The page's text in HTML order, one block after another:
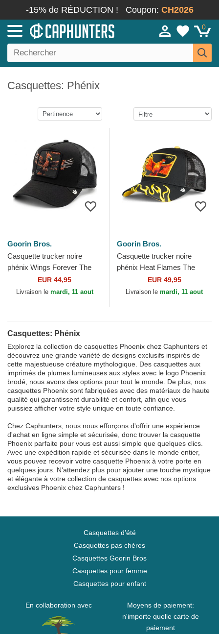
-15% de RÉDUCTION ! Coupon: CH2026
0
Casquettes: Phénix
Goorin Bros.
Casquette trucker noire
phénix Wings Forever The
Farm Goorin Bros.
EUR 44,95
Livraison le mardi, 11 aout
Goorin Bros.
Casquette trucker noire
phénix Heat Flames The
Farm Goorin Bros.
EUR 49,95
Livraison le mardi, 11 aout
Casquettes: Phénix
Explorez la collection de casquettes Phoenix chez Caphunters et
découvrez une grande variété de designs exclusifs inspirés de
cette majestueuse créature mythologique. Des casquettes aux
imprimés de plumes lumineuses aux styles avec le logo Phoenix
brodé, nous avons des options pour tout le monde. De plus, nos
casquettes Phoenix sont fabriquées avec des matériaux de haute
qualité qui garantissent durabilité et confort, afin que vous
puissiez afficher votre style unique en toute confiance.
Chez Caphunters, nous nous efforçons d'offrir une expérience
d'achat en ligne simple et sécurisée, donc trouver la casquette
Phoenix parfaite pour vous est aussi simple que quelques clics.
Avec une expédition rapide et sécurisée dans le monde entier,
vous pouvez recevoir votre casquette Phoenix à votre porte en
quelques jours. N'attendez plus pour ajouter une touche mystique
et élégante à votre collection de casquettes avec nos options
exclusives Phoenix chez Caphunters !
Casquettes d'été
Casquettes pas chères
Casquettes Goorin Bros
Casquettes pour femme
Casquettes pour enfant
En collaboration avec
Moyens de paiement:
n'importe quelle carte de
paiement